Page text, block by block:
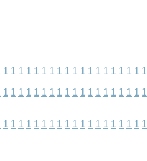
1 1 1 1 1 1 1 1 1 1 1 1 1 1 1 1 1 1 1
1 1 1 1 1 1 1 1 1 1 1 1 1 1 1 1 1 1 1
1 1 1 1 1 1 1 1 1 1 1 1 1 1 1 1 1 1 1